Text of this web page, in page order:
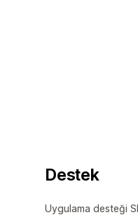
Destek
Uygulama desteği